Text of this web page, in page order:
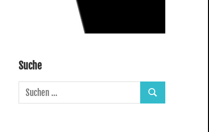
Suche
Suchen
nach:
Suchen